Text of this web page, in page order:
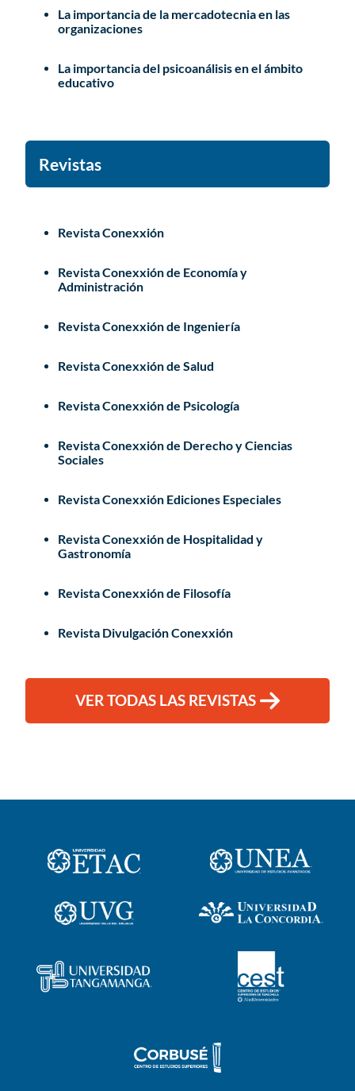
La importancia de la mercadotecnia en las
organizaciones
La importancia del psicoanálisis en el ámbito
educativo
Revistas
Revista Conexxión
Revista Conexxión de Economía y
Administración
Revista Conexxión de Ingeniería
Revista Conexxión de Salud
Revista Conexxión de Psicología
Revista Conexxión de Derecho y Ciencias
Sociales
Revista Conexxión Ediciones Especiales
Revista Conexxión de Hospitalidad y
Gastronomía
Revista Conexxión de Filosofía
Revista Divulgación Conexxión
VER TODAS LAS REVISTAS